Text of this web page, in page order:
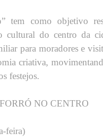
tem como objetivo
cultural do centro da
para moradores e
criativa,
festejos.
NO CENTRO
feira)